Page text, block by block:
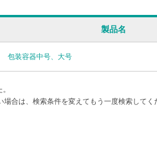
製品名
包装容器中号、大号
場合は、検索条件を変えてもう一度検索してく